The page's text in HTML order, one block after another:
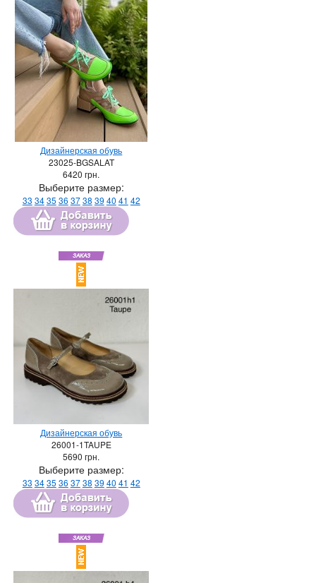
Дизайнерская обувь
23025-BGSALAT
6420 грн.
Выберите размер:
33 3435 36 3738 39 40 41 42
Дизайнерская обувь
26001-1TAUPE
5690 грн.
Выберите размер:
33 3435 36 3738 39 40 41 42